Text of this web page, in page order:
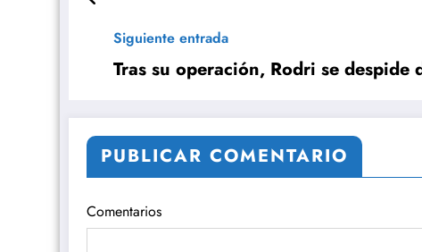
Siguiente entrada
Tras su operación, Rodri se despide
PUBLICAR COMENTARIO
Comentarios